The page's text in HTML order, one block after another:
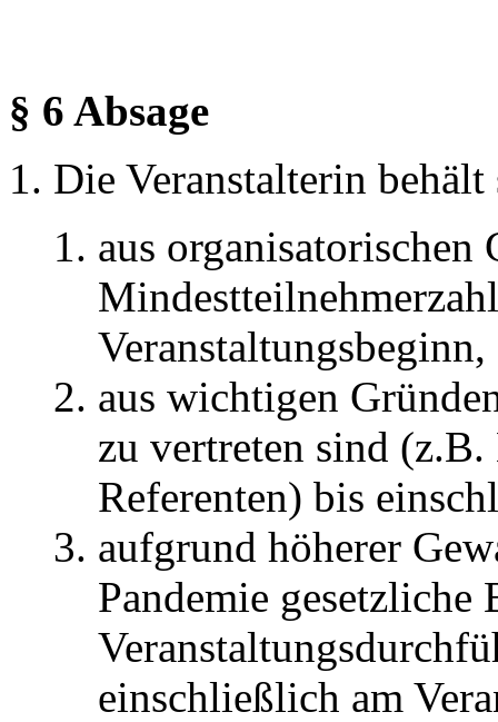
§ 6 Absage
Die Veranstalterin
aus organisatorischen
Veranstaltungsbeginn,
aus wichtigen
zu vertreten sind
Referenten) bis
aufgrund höherer
Pandemie gesetzliche
einschließlich am